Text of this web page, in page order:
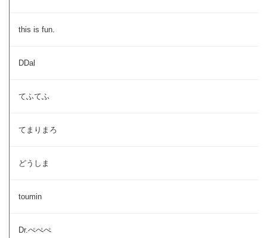
this is fun.
DDal
てふてふ
てまりまろ
どうしま
toumin
Dr.ぺぺぺ